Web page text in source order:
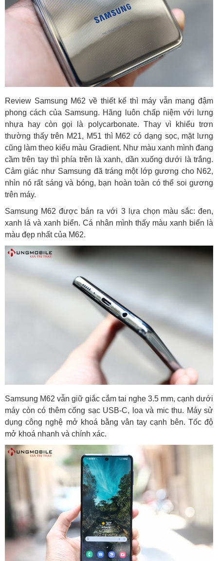
Review Samsung M62 về thiết kế thì máy vẫn mang đậm
phong cách của Samsung. Hãng luôn chấp niệm với lưng
nhựa hay còn gọi là polycarbonate. Thay vì khiểu trơn
thường thấy trên M21, M51 thì M62 có dạng sọc, mặt lưng
cũng làm theo kiểu màu Gradient. Như màu xanh mình đang
cầm trên tay thì phía trên là xanh, dần xuống dưới là trắng.
Cảm giác như Samsung đã tráng một lớp gương cho N62,
nhìn nó rất sáng và bóng, bạn hoàn toàn có thể soi gương
trên máy.
Samsung M62 được bán ra với 3 lựa chọn màu sắc: đen,
xanh lá và xanh biển. Cá nhân mình thấy màu xanh biển là
màu đẹp nhất của M62.
Samsung M62 vẫn giữ giắc cắm tai nghe 3.5 mm, cạnh dưới
máy còn có thêm cổng sạc USB-C, loa và mic thu. Máy sử
dụng công nghệ mở khoá bằng vân tay cạnh bên. Tốc độ
mở khoá nhanh và chính xác.